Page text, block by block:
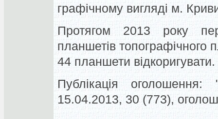
графічному вигляді м.
Протягом 2013 року
планшетів топографічного
44 планшети відкоригувати.
Публікація оголошення:
15.04.2013, 30 (773),